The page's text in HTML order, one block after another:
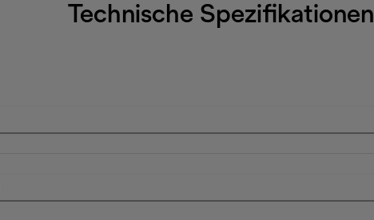
Technische Spezifikationen